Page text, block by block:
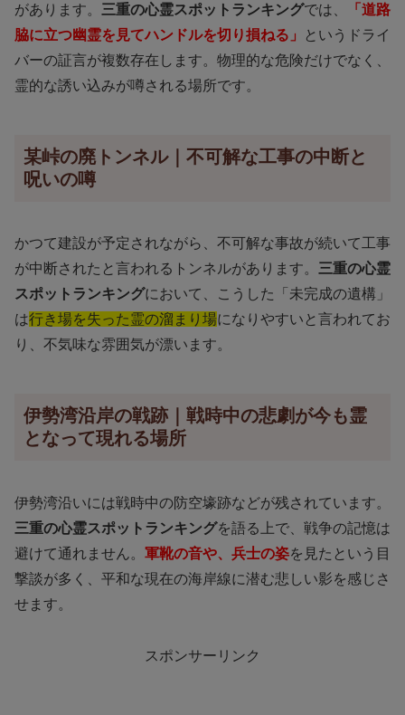
があります。 三重の心霊スポットランキングでは、
「道路
脇に立つ幽霊を見てハンドルを切り損ねる」
というドライ
バーの証言が複数存在します。物理的な危険だけでなく、
霊的な誘い込みが噂される場所です。
某峠の廃トンネル｜不可解な工事の中断と
呪いの噂
かつて建設が予定されながら、不可解な事故が続いて工事
が中断されたと言われるトンネルがあります。 三重の心霊
スポットランキングにおいて、こうした「未完成の遺構」
は行き場を失った霊の溜まり場になりやすいと言われてお
り、不気味な雰囲気が漂います。
伊勢湾沿岸の戦跡｜戦時中の悲劇が今も霊
となって現れる場所
伊勢湾沿いには戦時中の防空壕跡などが残されています。
三重の心霊スポットランキングを語る上で、戦争の記憶は
避けて通れません。 軍靴の音や、兵士の姿を見たという目
撃談が多く、平和な現在の海岸線に潜む悲しい影を感じさ
せます。
スポンサーリンク